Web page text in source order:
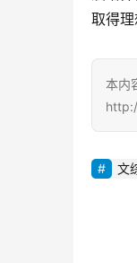
取得理
本内
文